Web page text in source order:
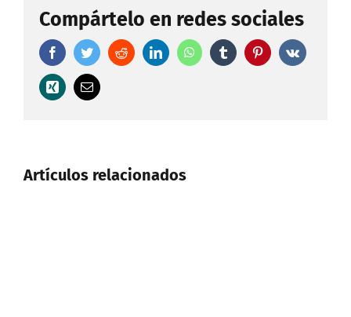
Compártelo en redes sociales
FacebookTwitterRedditLinkedInWhatsAppTumblr Pinterest
Vk
Xing
Correo
electrónico
Artículos relacionados